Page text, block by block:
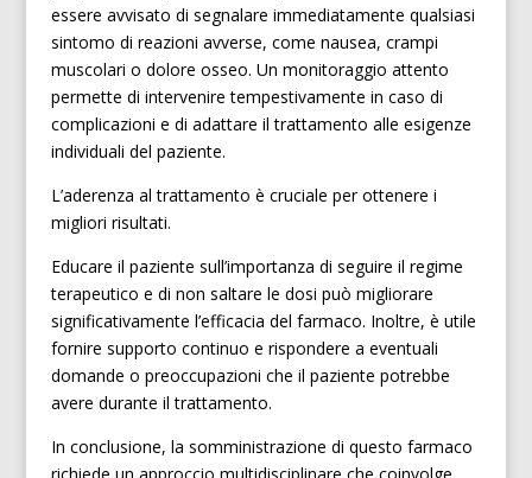
essere avvisato di segnalare immediatamente qualsiasi
sintomo di reazioni avverse, come nausea, crampi
muscolari o dolore osseo. Un monitoraggio attento
permette di intervenire tempestivamente in caso di
complicazioni e di adattare il trattamento alle esigenze
individuali del paziente.
L’aderenza al trattamento è cruciale per ottenere i
migliori risultati.
Educare il paziente sull’importanza di seguire il regime
terapeutico e di non saltare le dosi può migliorare
significativamente l’efficacia del farmaco. Inoltre, è utile
fornire supporto continuo e rispondere a eventuali
domande o preoccupazioni che il paziente potrebbe
avere durante il trattamento.
In conclusione, la somministrazione di questo farmaco